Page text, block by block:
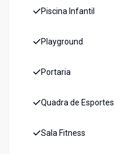
Piscina Infantil
Playground
Portaria
Quadra de Esportes
Sala Fitness